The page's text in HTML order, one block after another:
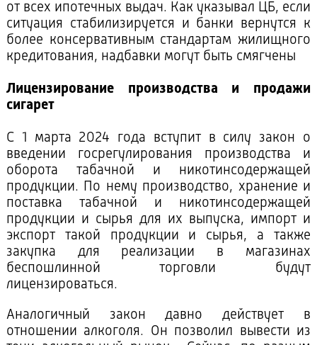
от всех ипотечных выдач. Как указывал ЦБ, если
ситуация стабилизируется и банки вернутся к
более консервативным стандартам жилищного
кредитования, надбавки могут быть смягчены
Лицензирование производства и продажи
сигарет
С 1 марта 2024 года вступит в силу закон о
введении госрегулирования производства и
оборота табачной и никотинсодержащей
продукции. По нему производство, хранение и
поставка табачной и никотинсодержащей
продукции и сырья для их выпуска, импорт и
экспорт такой продукции и сырья, а также
закупка для реализации в магазинах
беспошлинной торговли будут
лицензироваться.
Аналогичный закон давно действует в
отношении алкоголя. Он позволил вывести из